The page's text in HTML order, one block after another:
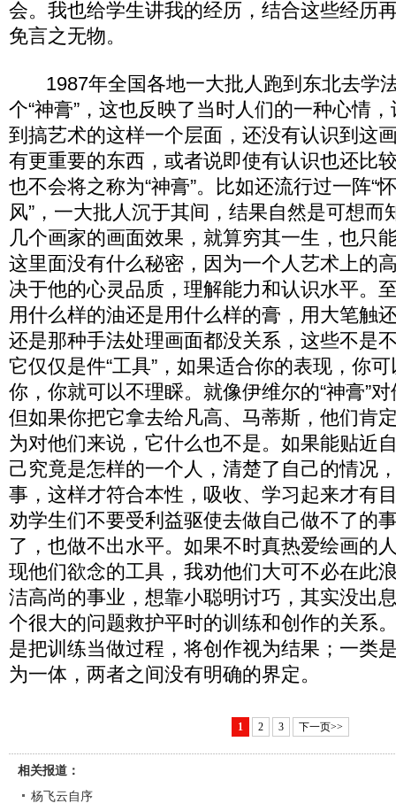
会。我也给学生讲我的经历，结合这些经历
免言之无物。
1987年全国各地一大批人跑到东北去学
个“神膏”，这也反映了当时人们的一种心情
到搞艺术的这样一个层面，还没有认识到这
有更重要的东西，或者说即使有认识也还比
也不会将之称为“神膏”。比如还流行过一阵“
风”，一大批人沉于其间，结果自然是可想而
几个画家的画面效果，就算穷其一生，也只
这里面没有什么秘密，因为一个人艺术上的
决于他的心灵品质，理解能力和认识水平。
用什么样的油还是用什么样的膏，用大笔触
还是那种手法处理画面都没关系，这些不是
它仅仅是件“工具”，如果适合你的表现，你
你，你就可以不理睬。就像伊维尔的“神膏”
但如果你把它拿去给凡高、马蒂斯，他们肯
为对他们来说，它什么也不是。如果能贴近
己究竟是怎样的一个人，清楚了自己的情况
事，这样才符合本性，吸收、学习起来才有
劝学生们不要受利益驱使去做自己做不了的
了，也做不出水平。如果不时真热爱绘画的
现他们欲念的工具，我劝他们大可不必在此
洁高尚的事业，想靠小聪明讨巧，其实没出
个很大的问题救护平时的训练和创作的关系
是把训练当做过程，将创作视为结果；一类
为一体，两者之间没有明确的界定。
1 2 3 下一页>>
相关报道：
杨飞云自序